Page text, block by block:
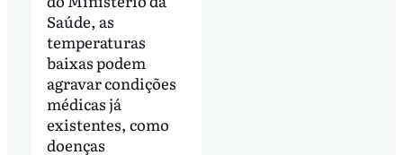
Saúde, as
temperaturas
baixas podem
agravar condições
médicas já
existentes, como
doenças